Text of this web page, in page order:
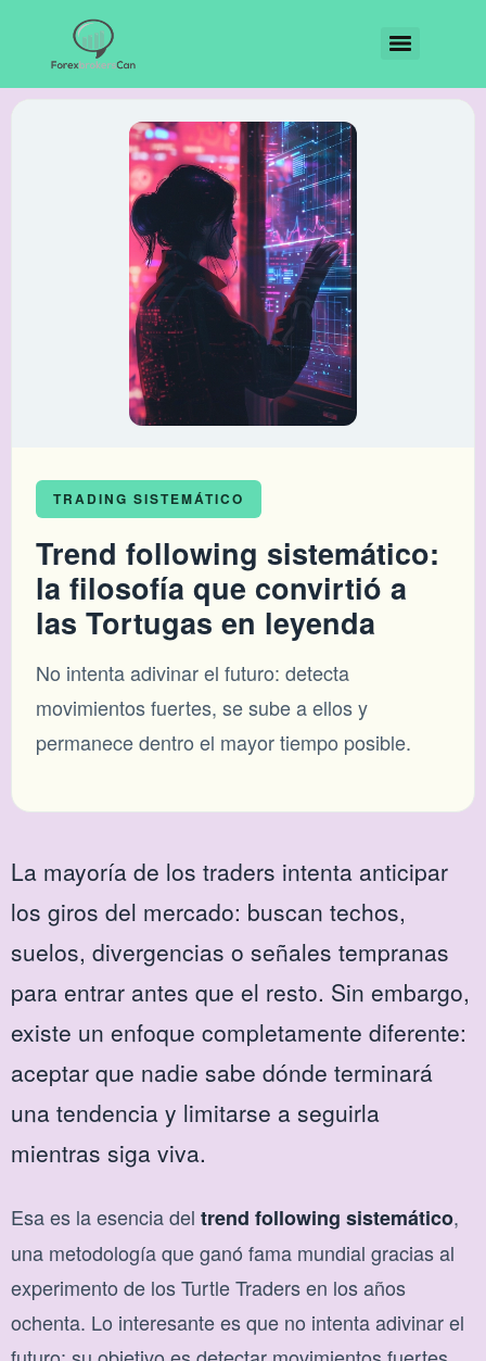
TRADING SISTEMÁTICO
Trend following sistemático:
la filosofía que convirtió a
las Tortugas en leyenda
No intenta adivinar el futuro: detecta
movimientos fuertes, se sube a ellos y
permanece dentro el mayor tiempo posible.
La mayoría de los traders intenta anticipar
los giros del mercado: buscan techos,
suelos, divergencias o señales tempranas
para entrar antes que el resto. Sin embargo,
existe un enfoque completamente diferente:
aceptar que nadie sabe dónde terminará
una tendencia y limitarse a seguirla
mientras siga viva.
Esa es la esencia del trend following sistemático,
una metodología que ganó fama mundial gracias al
experimento de los Turtle Traders en los años
ochenta. Lo interesante es que no intenta adivinar el